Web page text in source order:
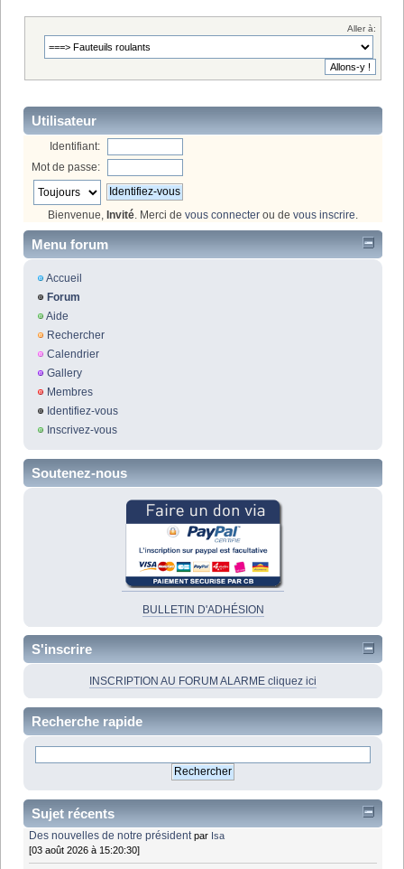
Aller à:
Utilisateur
Identifiant:
Mot de passe:
Bienvenue, Invité. Merci de vous connecter ou de vous inscrire.
Menu forum
Accueil
Forum
Aide
Rechercher
Calendrier
Gallery
Membres
Identifiez-vous
Inscrivez-vous
Soutenez-nous
BULLETIN D'ADHÉSION
S'inscrire
INSCRIPTION AU FORUM ALARME cliquez ici
Recherche rapide
Sujet récents
Des nouvelles de notre président par Isa
[03 août 2026 à 15:20:30]